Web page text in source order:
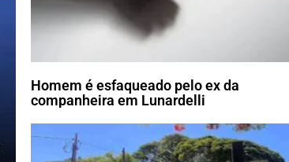
Homem é esfaqueado pelo ex da
companheira em Lunardelli